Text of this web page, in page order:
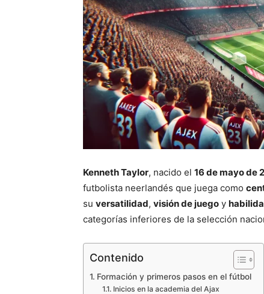
Kenneth Taylor, nacido el 16 de mayo de
futbolista neerlandés que juega como
su versatilidad, visión de juego y
categorías inferiores de la selección
Contenido
Formación y primeros pasos en el fútbol
Inicios en la academia del Ajax